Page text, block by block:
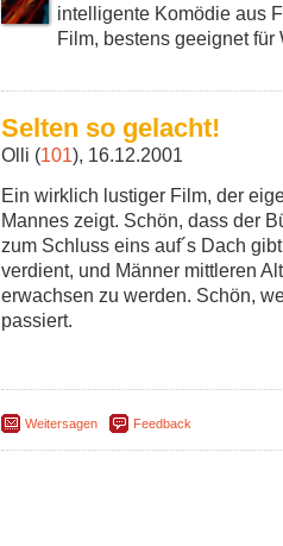
intelligente Komödie aus
Film, bestens geeignet
Selten so gelacht!
Olli (101), 16.12.2001
Ein wirklich lustiger Film, der
Mannes zeigt. Schön, dass der
zum Schluss eins auf´s Dach
verdient, und Männer mittleren
erwachsen zu werden. Schön,
passiert.
Weitersagen Feedback